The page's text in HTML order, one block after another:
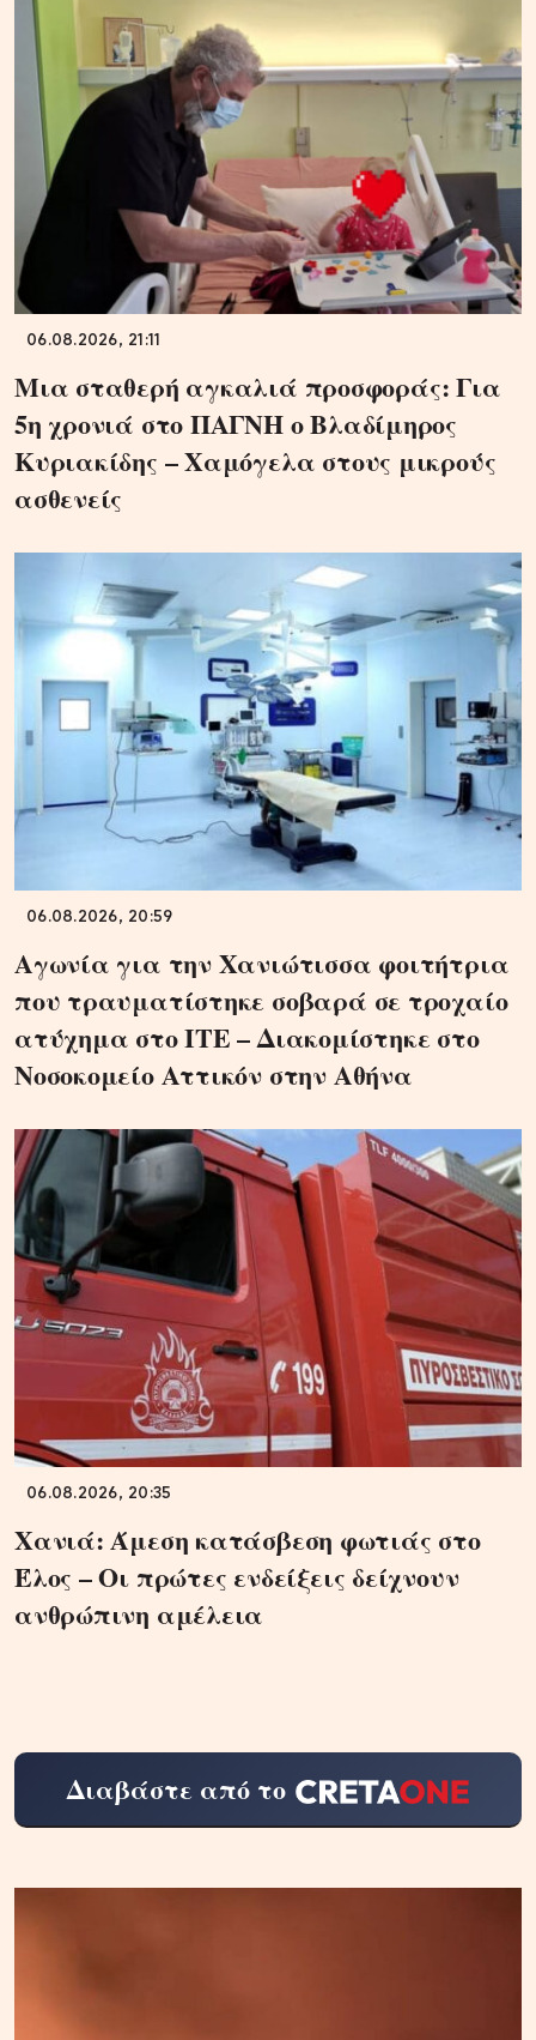
06.08.2026, 21:11
Μια σταθερή αγκαλιά προσφοράς: Για
5η χρονιά στο ΠΑΓΝΗ ο Βλαδίμηρος
Κυριακίδης – Χαμόγελα στους μικρούς
ασθενείς
06.08.2026, 20:59
Αγωνία για την Χανιώτισσα φοιτήτρια
που τραυματίστηκε σοβαρά σε τροχαίο
ατύχημα στο ΙΤΕ – Διακομίστηκε στο
Νοσοκομείο Αττικόν στην Αθήνα
06.08.2026, 20:35
Χανιά: Άμεση κατάσβεση φωτιάς στο
Έλος – Οι πρώτες ενδείξεις δείχνουν
ανθρώπινη αμέλεια
Διαβάστε από το